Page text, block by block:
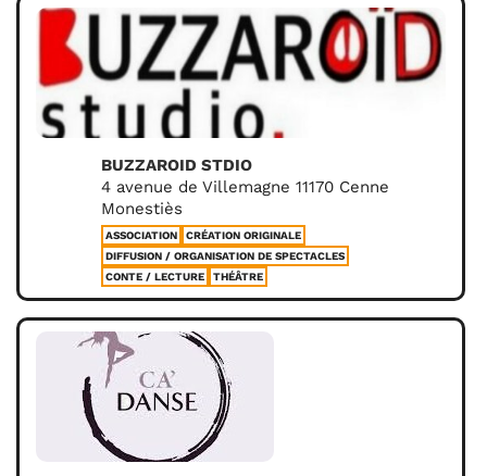
BUZZAROID STDIO
4 avenue de Villemagne 11170 Cenne
Monestiès
ASSOCIATION
CRÉATION ORIGINALE
DIFFUSION / ORGANISATION DE SPECTACLES
CONTE / LECTURE
THÉÂTRE